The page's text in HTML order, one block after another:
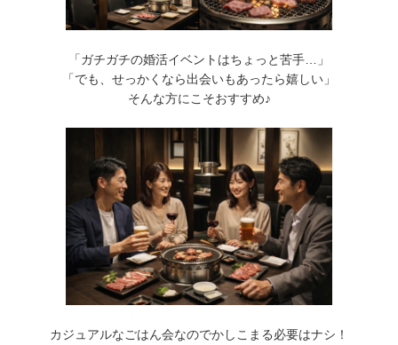
「ガチガチの婚活イベントはちょっと苦手…」
「でも、せっかくなら出会いもあったら嬉しい」
そんな方にこそおすすめ♪
カジュアルなごはん会なのでかしこまる必要はナシ！